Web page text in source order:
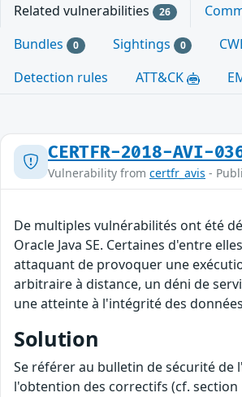
Related vulnerabilities 26
Bundles 0 Sightings 0
Detection rules
ATT&CK
CERTFR-2018-AVI-
Vulnerability from certfr_avis -
De multiples vulnérabilités ont été
Oracle Java SE. Certaines d'entre
attaquant de provoquer une
arbitraire à distance, un déni de
une atteinte à l'intégrité des
Solution
Se référer au bulletin de sécurité de
l'obtention des correctifs (cf.